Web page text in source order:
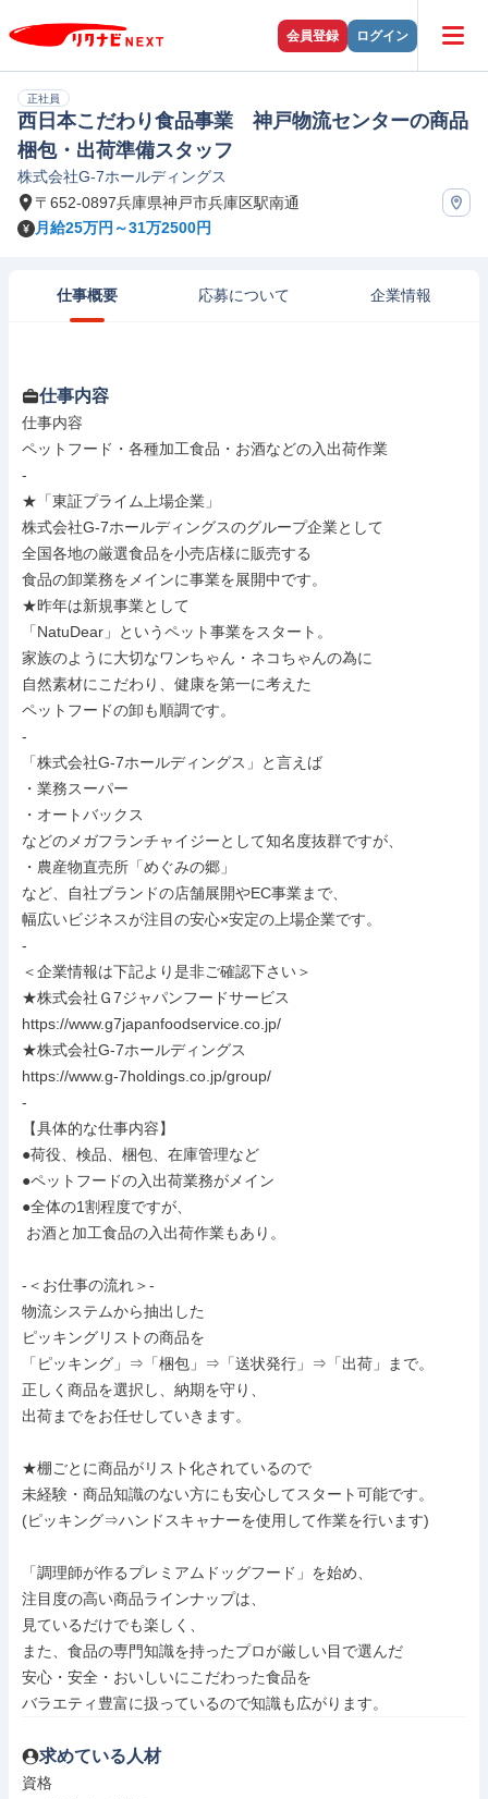
会員登録 ログイン
正社員
西日本こだわり食品事業 神戸物流センターの商品
梱包・出荷準備スタッフ
株式会社G-7ホールディングス
〒652-0897兵庫県神戸市兵庫区駅南通
月給25万円～31万2500円
仕事概要 応募について 企業情報
仕事内容
仕事内容
ペットフード・各種加工食品・お酒などの入出荷作業
-
★「東証プライム上場企業」
株式会社G-7ホールディングスのグループ企業として
全国各地の厳選食品を小売店様に販売する
食品の卸業務をメインに事業を展開中です。
★昨年は新規事業として
「NatuDear」というペット事業をスタート。
家族のように大切なワンちゃん・ネコちゃんの為に
自然素材にこだわり、健康を第一に考えた
ペットフードの卸も順調です。
-
「株式会社G-7ホールディングス」と言えば
・業務スーパー
・オートバックス
などのメガフランチャイジーとして知名度抜群ですが、
・農産物直売所「めぐみの郷」
など、自社ブランドの店舗展開やEC事業まで、
幅広いビジネスが注目の安心×安定の上場企業です。
-
＜企業情報は下記より是非ご確認下さい＞
★株式会社Ｇ7ジャパンフードサービス
https://www.g7japanfoodservice.co.jp/
★株式会社G-7ホールディングス
https://www.g-7holdings.co.jp/group/
-
【具体的な仕事内容】
●荷役、検品、梱包、在庫管理など
●ペットフードの入出荷業務がメイン
●全体の1割程度ですが、
-＜お仕事の流れ＞-
物流システムから抽出した
ピッキングリストの商品を
「ピッキング」⇒「梱包」⇒「送状発行」⇒「出荷」まで。
正しく商品を選択し、納期を守り、
出荷までをお任せしていきます。
★棚ごとに商品がリスト化されているので
未経験・商品知識のない方にも安心してスタート可能です。
(ピッキング⇒ハンドスキャナーを使用して作業を行います)
「調理師が作るプレミアムドッグフード」を始め、
注目度の高い商品ラインナップは、
見ているだけでも楽しく、
また、食品の専門知識を持ったプロが厳しい目で選んだ
安心・安全・おいしいにこだわった食品を
バラエティ豊富に扱っているので知識も広がります。
求めている人材
資格